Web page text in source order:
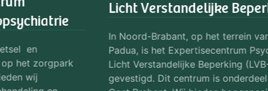
Eén op de vier Nederlanders krijgt in zijn leven
te maken met complexe psychische problemen.
Wij helpen hen bij GGZ Oost Brabant graag op
weg naar herstel. Om de verhalen van de mensen
achter de psychische kwetsbaarheden te delen
hebben we dit platformVallen en weer opstaan